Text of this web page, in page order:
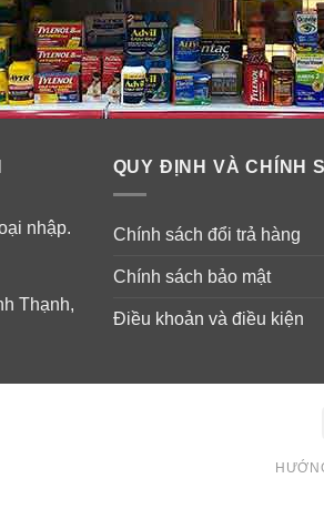
lợi ích sức khỏe khác liên quan đến
nhập.
Thạnh,
QUY ĐỊNH VÀ CHÍNH
Chính sách đổi trả hàng
Chính sách bảo mật
Điều khoản và điều kiện